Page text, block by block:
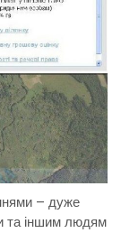
– дуже
та іншим людям